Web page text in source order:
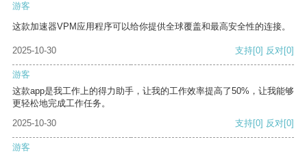
游客
这款加速器VPM应用程序可以给你提供全球覆盖和最高安全性的连接。
2025-10-30 支持[0] 反对[0]
游客
这款app是我工作上的得力助手，让我的工作效率提高了50%，让我能够
更轻松地完成工作任务。
2025-10-30
支持[0] 反对[0]
游客